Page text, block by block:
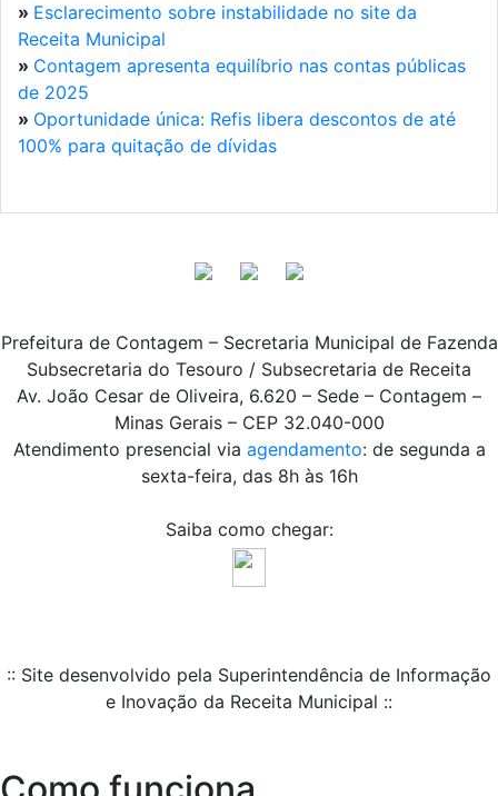
» Esclarecimento sobre instabilidade no site da
Receita Municipal
» Contagem apresenta equilíbrio nas contas públicas
de 2025
» Oportunidade única: Refis libera descontos de até
100% para quitação de dívidas
Prefeitura de Contagem – Secretaria Municipal de Fazenda
Subsecretaria do Tesouro / Subsecretaria de Receita
Av. João Cesar de Oliveira, 6.620 – Sede – Contagem –
Minas Gerais – CEP 32.040-000
Atendimento presencial via agendamento: de segunda a
sexta-feira, das 8h às 16h
Saiba como chegar:
:: Site desenvolvido pela Superintendência de Informação
e Inovação da Receita Municipal ::